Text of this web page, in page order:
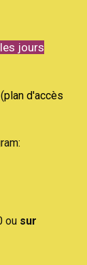
jours
plan d'accès
ou sur